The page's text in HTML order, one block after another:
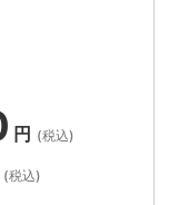
円 (税込)
(税込)